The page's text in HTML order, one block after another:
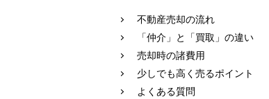
不動産売却の流れ
「仲介」と「買取」の違い
売却時の諸費用
少しでも高く売るポイント
よくある質問